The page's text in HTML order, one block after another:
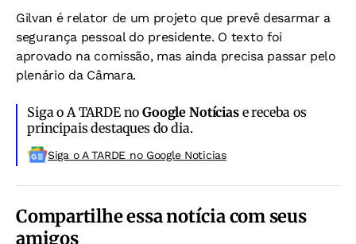
Gilvan é relator de um projeto que prevê desarmar a
segurança pessoal do presidente. O texto foi
aprovado na comissão, mas ainda precisa passar pelo
plenário da Câmara.
Siga o A TARDE noGoogle Notíciase receba os
principais destaques do dia.
Siga o A TARDE no Google Noticias
Compartilhe essa notícia com seus
amigos